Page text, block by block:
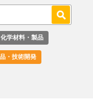
化学材料・製品
・技術開発